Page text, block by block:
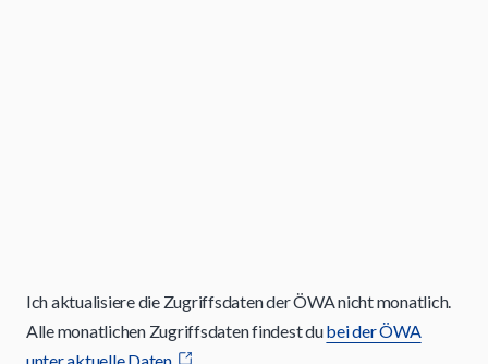
Ich aktualisiere die Zugriffsdaten der ÖWA nicht monatlich.
Alle monatlichen Zugriffsdaten findest dubei der ÖWA